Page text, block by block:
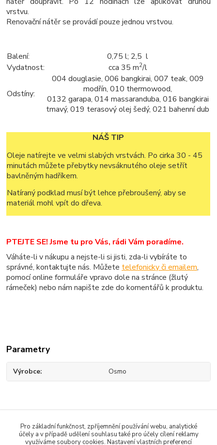
vrstvu.
Renovační nátěr se provádí pouze jednou vrstvou.
Balení:
0,75 l; 2,5 l
Vydatnost:
cca 35 m2/l
Odstíny:
004 douglasie, 006 bangkirai, 007 teak, 009
modřín, 010 thermowood,
0132 garapa, 014 massaranduba, 016 bangkirai
tmavý, 019 terasový olej šedý, 021 bahenní dub
NÁŠ TIP
Oleje natírejte ve velmi slabých vrstvách. Po cirka 30 - 45
minutách můžete přebytky nevsáknutého oleje setřít
bavlněným hadříkem.
Natíraný podklad musí být lehce přebroušený, aby se
materiál mohl vpít do dřeva.
PTEJTE SE! Jsme tu pro Vás, rádi Vám poradíme.
Váháte-li v nákupu a nejste-li si jisti, zda-li vybíráte to
správné, kontaktujte nás. Můžetetelefonicky či emailem,
pomocí online formuláře vpravo dole na stránce (žlutý
rámeček) nebo nám napište zde do komentářů k produktu.
Parametry
Výrobce Osmo
Barvy na dřevo
Pro základní funkčnost, zpříjemnění používání webu, analytické
účely a v případě udělení souhlasu také pro účely cílení reklamy
využíváme soubory cookies. Nastavení vlastních preferencí